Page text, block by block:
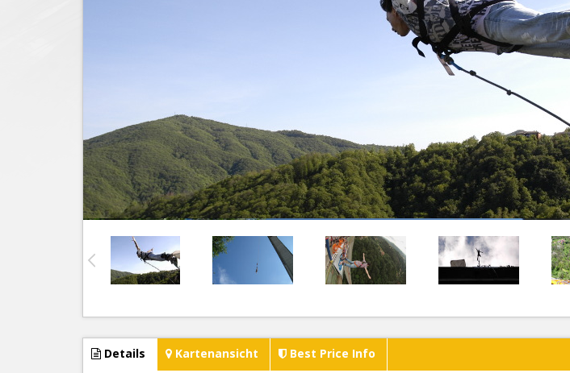
Phantasie
Details Kartenansicht Best Price Info